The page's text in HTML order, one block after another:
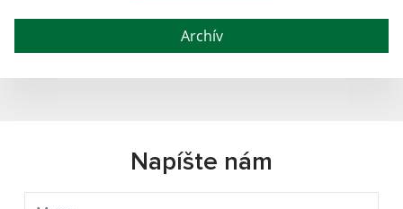
Archív
Napíšte nám